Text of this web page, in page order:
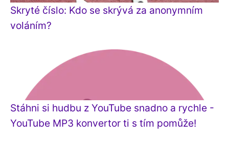
Skryté číslo: Kdo se skrývá za anonymním
voláním?
Stáhni si hudbu z YouTube snadno a rychle -
YouTube MP3 konvertor ti s tím pomůže!